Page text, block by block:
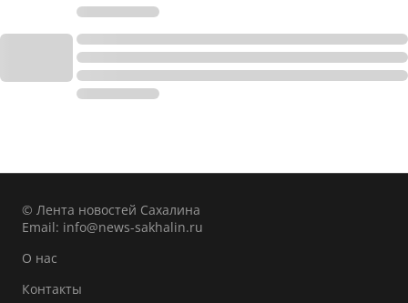
© Лента новостей Сахалина
Email: info@news-sakhalin.ru
О нас
Контакты